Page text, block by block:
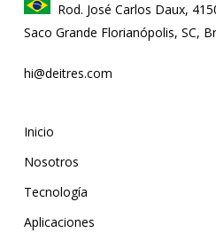
Rod. José Carlos Daux,
Saco Grande Florianópolis, SC,
hi@deitres.com
Inicio
Nosotros
Tecnología
Aplicaciones